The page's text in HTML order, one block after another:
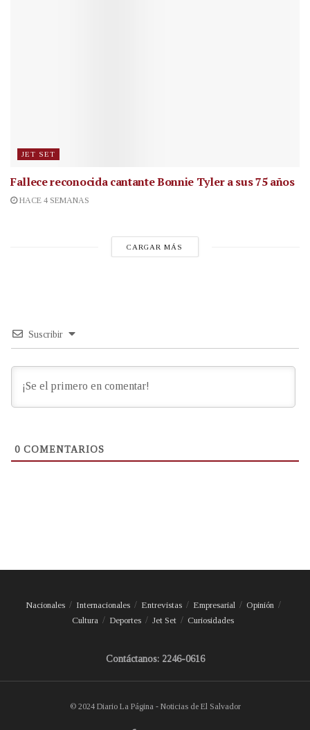
JET SET
Fallece reconocida cantanteBonnie Tyler a sus 75 años
HACE 4 SEMANAS
CARGAR MÁS
Suscribir
0 COMENTARIOS
Nacionales Internacionales Entrevistas Empresarial
Opinión
Cultura
Deportes Jet Set Curiosidades
Contáctanos: 2246-0616
© 2024 Diario La Página - Noticias de El Salvador